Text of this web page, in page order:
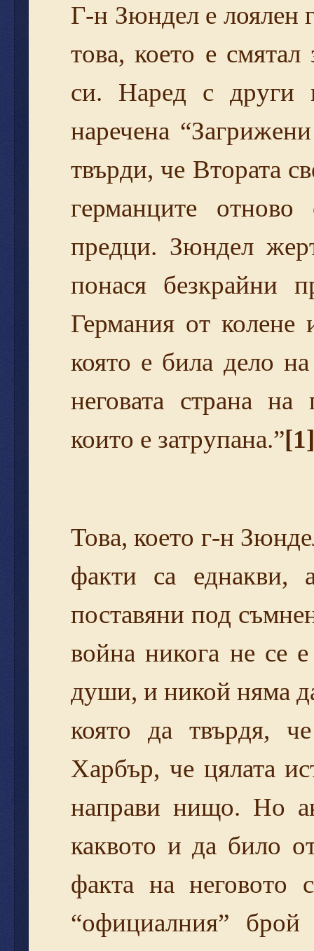
Г-н Зюндел е лоялен
това, което е
си. Наред с други
наречена
твърди, че Втората
германците
предци. Зюндел
понася безкрайни
Германия от колене
която е била дело
неговата страна
които е затрупана.”[1]
Това, което г-н
факти са еднакви,
поставяни под
война никога не се
души, и никой няма
която да твърдя,
Харбър, че цялата
направи нищо. Но
каквото и да било
факта на неговото
“официалния”